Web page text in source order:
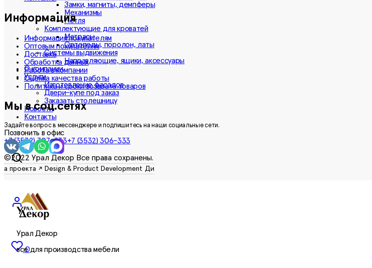
Замки, магниты, демпферы
Механизмы
Петля
Комплектующие для кроватей
Матрасы
Ортопеды, поролон, латы
Системы выдвижения
Направляющие, ящики, аксессуары
О компании
Услуги
Изготовление фасадов
Двери-купе под заказ
Заказать столешницу
Новости
Контакты
Позвонить в офис
+7 (3532) 307-333+7 (3532) 306-333
0
Информация
Информация покупателям
Оптовым покупателям
Доставка
Обработка данных
Работа в компании
Оценка качества работы
Политика и сроки возврата товаров
Мы в соц.сетях
Задайте вопрос в мессенджере и подпишитесь на наши социальные сети.
©2022 Урал Декор Все права сохранены.
Урал Декор
все для производства мебели